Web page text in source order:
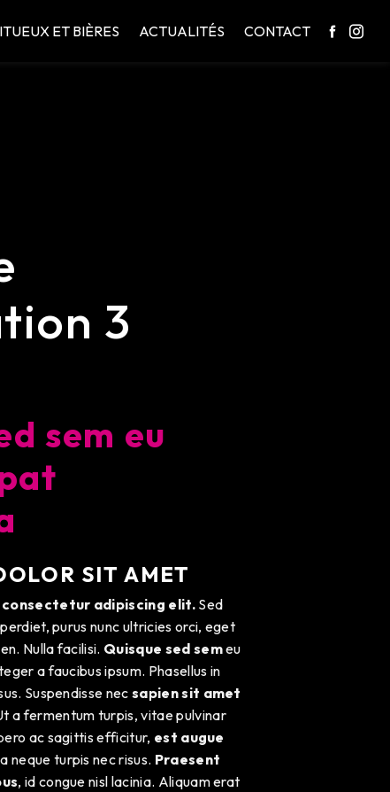
ET BIÈRES ACTUALITÉS CONTACT
3
sem eu
SIT AMET
consectetur adipiscing elit.Sed
purus nunc ultricies orci, eget
Nulla facilisi. Quisque sed semeu
a faucibus ipsum. Phasellus in
Suspendisse necsapien sit amet
a fermentum turpis, vitae pulvinar
ac sagittis efficitur, est augue
neque turpis nec risus. Praesent
, id congue nisl lacinia. Aliquam erat